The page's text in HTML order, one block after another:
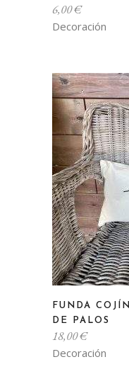
Decoración
6,00€
Decoración
FUNDA
DE PALOS
18,00€